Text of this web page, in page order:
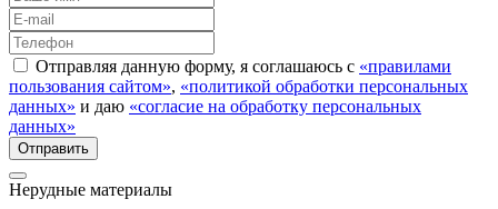
Отправляя данную форму, я соглашаюсь с «правилами
пользования сайтом», «политикой обработки персональных
данных» и даю «согласие на обработку персональных
данных»
Нерудные материалы